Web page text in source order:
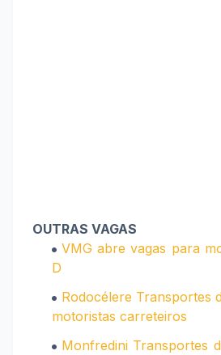
OUTRAS VAGAS
VMG abre vagas para
D
Rodocélere Transportes
motoristas carreteiros
Monfredini Transportes